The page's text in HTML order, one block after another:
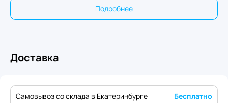
Подробнее
Доставка
Самовывоз со склада в Екатеринбурге Бесплатно